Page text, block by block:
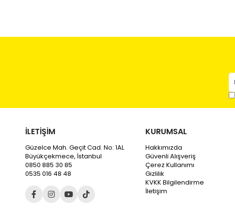
İLETİŞİM
Güzelce Mah. Geçit Cad. No: 1AL
Büyükçekmece, İstanbul
0850 885 30 85
0535 016 48 48
KURUMSAL
Hakkımızda
Güvenli Alışveriş
Çerez Kullanımı
Gizlilik
KVKK Bilgilendirme
İletişim